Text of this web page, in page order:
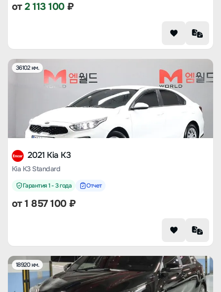
от2 113 100₽
36102 км.
2021 Kia K3
Kia K3 Standard
Гарантия 1 - 3 года Отчет
от1 857 100₽
18920 км.